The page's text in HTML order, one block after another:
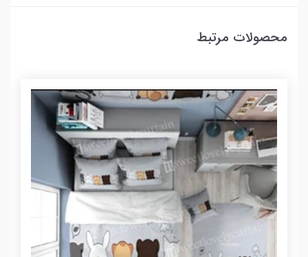
محصولات مرتبط